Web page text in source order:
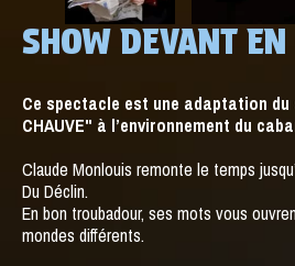
SHOW DEVANT
Ce spectacle est une adaptation du
CHAUVE" à l’environnement du
Claude Monlouis remonte le temps
Du Déclin.
En bon troubadour, ses mots vous
mondes différents.